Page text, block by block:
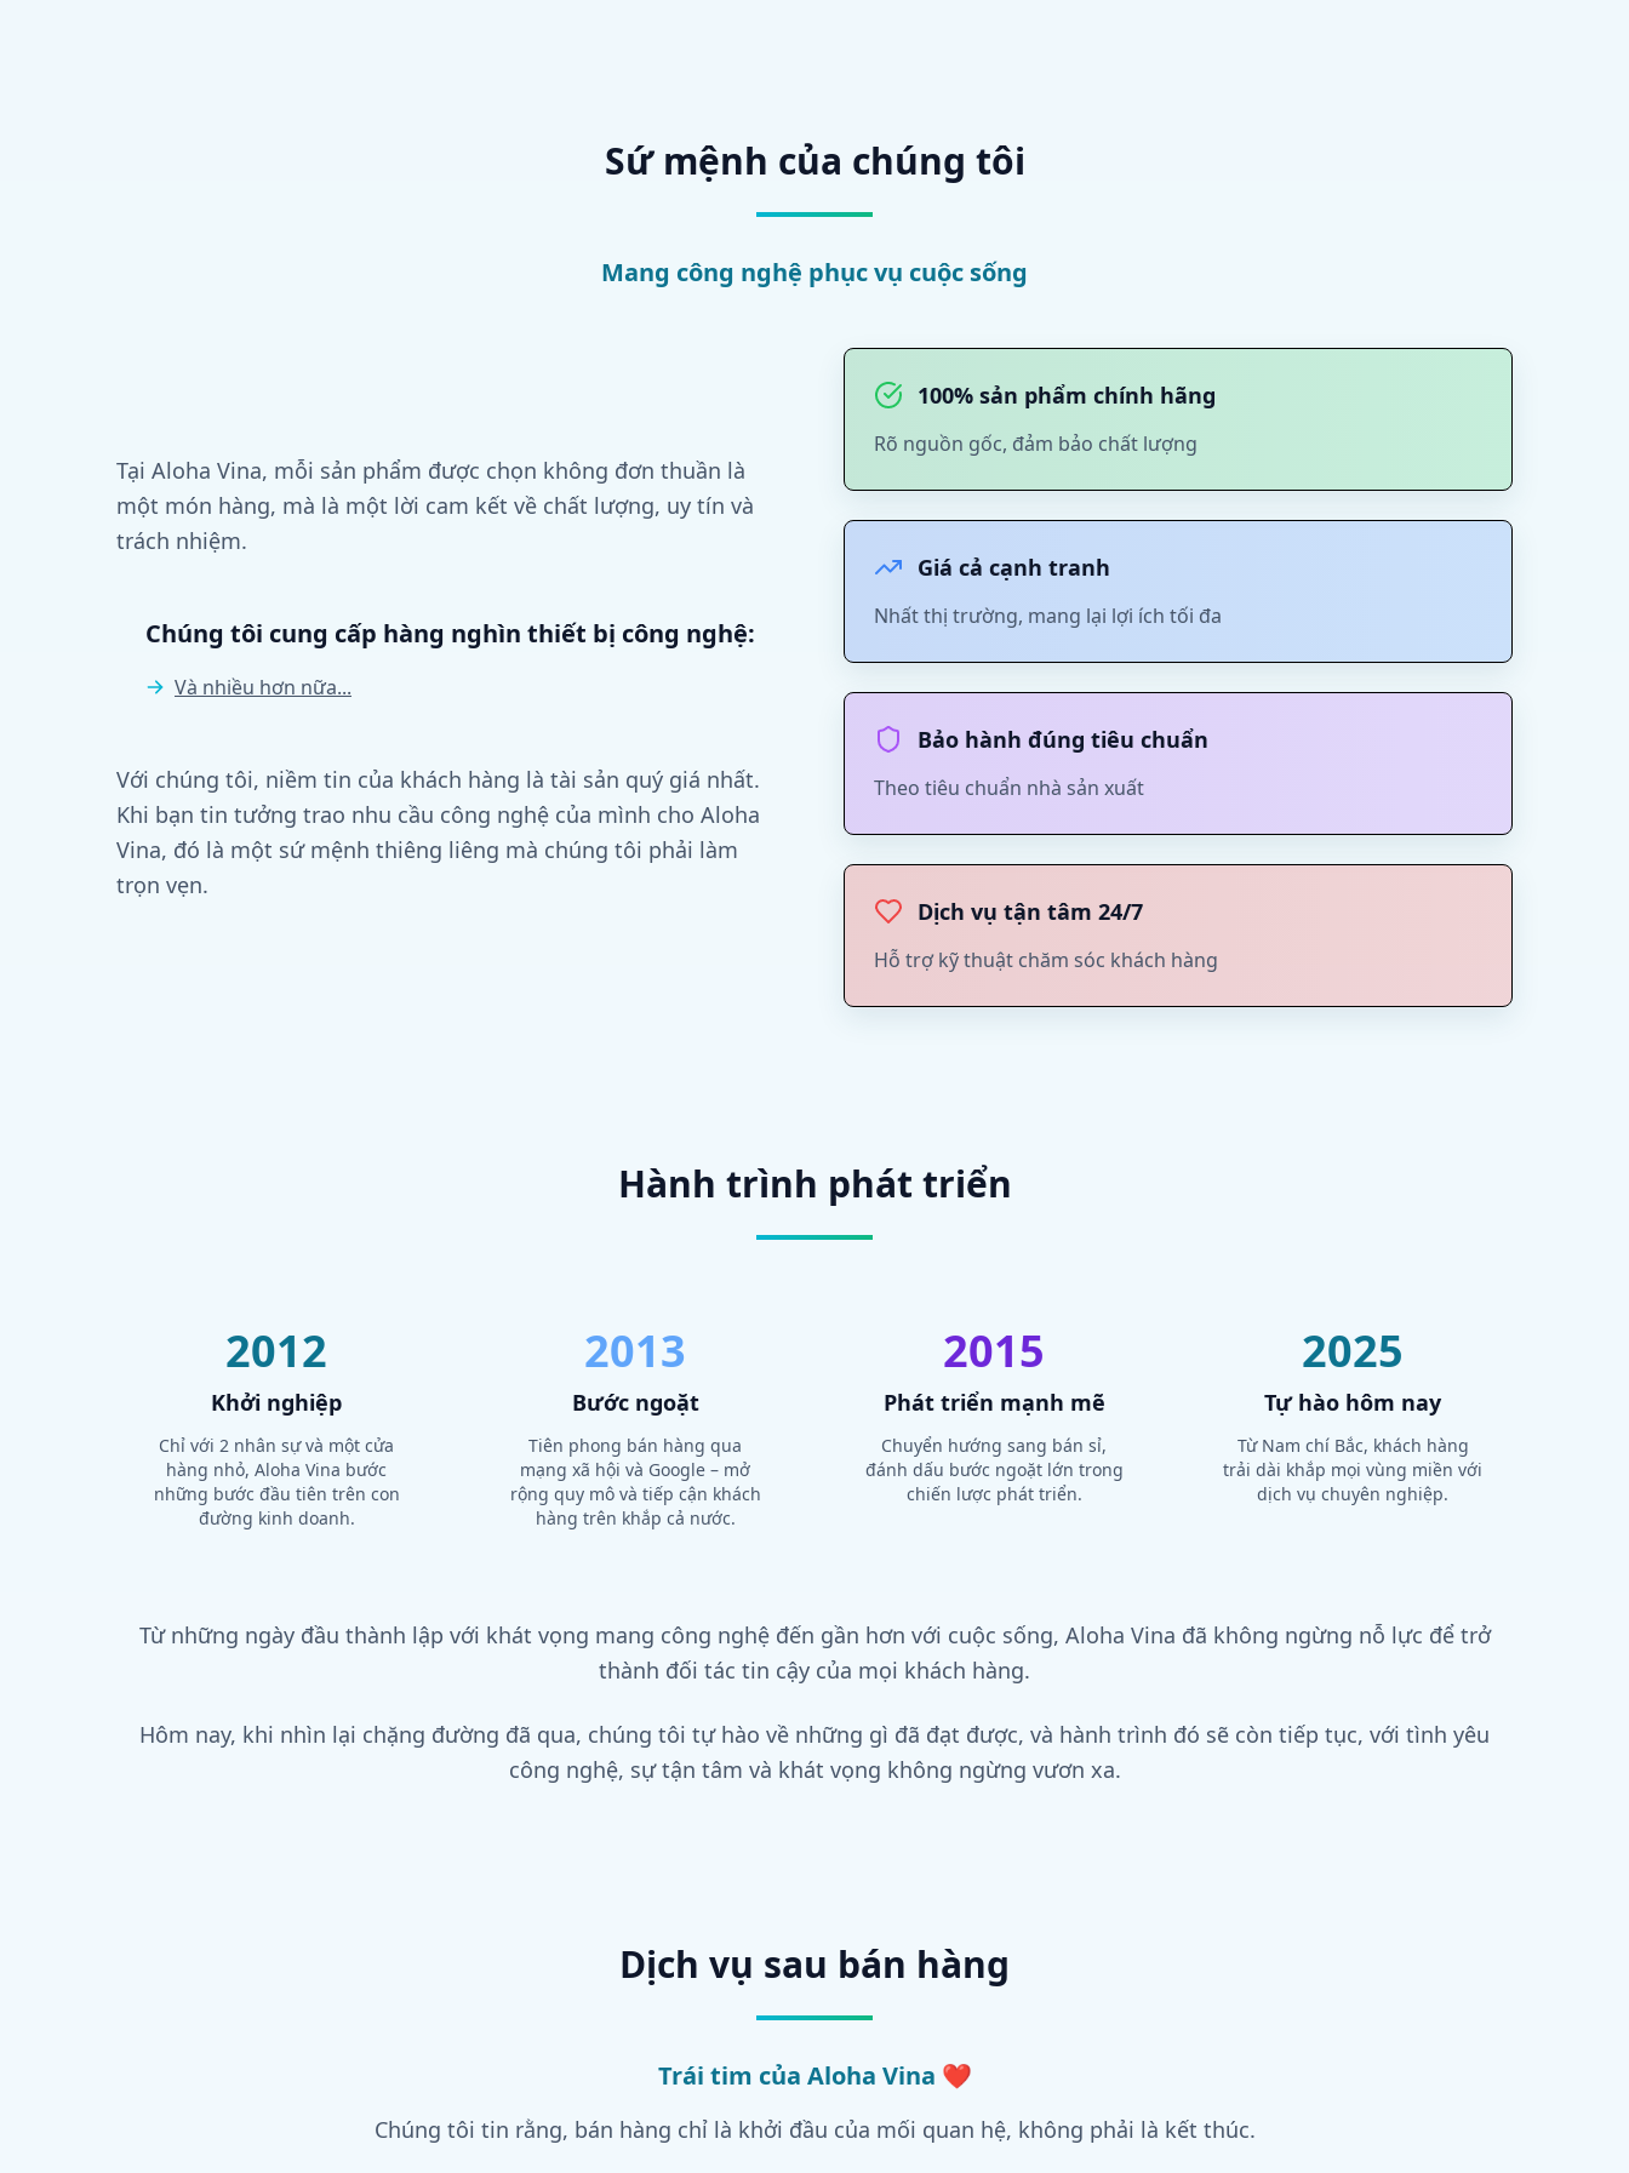
Sứ mệnh của chúng tôi
Mang công nghệ phục vụ cuộc sống
Tại Aloha Vina, mỗi sản phẩm được chọn không đơn thuần là
một món hàng, mà là một lời cam kết về chất lượng, uy tín và
trách nhiệm.
Chúng tôi cung cấp hàng nghìn thiết bị công nghệ:
Và nhiều hơn nữa...
Với chúng tôi, niềm tin của khách hàng là tài sản quý giá nhất.
Khi bạn tin tưởng trao nhu cầu công nghệ của mình cho Aloha
Vina, đó là một sứ mệnh thiêng liêng mà chúng tôi phải làm
trọn vẹn.
100% sản phẩm chính hãng
Rõ nguồn gốc, đảm bảo chất lượng
Giá cả cạnh tranh
Nhất thị trường, mang lại lợi ích tối đa
Bảo hành đúng tiêu chuẩn
Theo tiêu chuẩn nhà sản xuất
Dịch vụ tận tâm 24/7
Hỗ trợ kỹ thuật chăm sóc khách hàng
Hành trình phát triển
2012
Khởi nghiệp
Chỉ với 2 nhân sự và một cửa
hàng nhỏ, Aloha Vina bước
những bước đầu tiên trên con
đường kinh doanh.
2013
Bước ngoặt
Tiên phong bán hàng qua
mạng xã hội và Google – mở
rộng quy mô và tiếp cận khách
hàng trên khắp cả nước.
2015
Phát triển mạnh mẽ
Chuyển hướng sang bán sỉ,
đánh dấu bước ngoặt lớn trong
chiến lược phát triển.
2025
Tự hào hôm nay
Từ Nam chí Bắc, khách hàng
trải dài khắp mọi vùng miền với
dịch vụ chuyên nghiệp.
Từ những ngày đầu thành lập với khát vọng mang công nghệ đến gần hơn với cuộc sống, Aloha Vina đã không ngừng nỗ lực để trở
thành đối tác tin cậy của mọi khách hàng.
Hôm nay, khi nhìn lại chặng đường đã qua, chúng tôi tự hào về những gì đã đạt được, và hành trình đó sẽ còn tiếp tục, với tình yêu
công nghệ, sự tận tâm và khát vọng không ngừng vươn xa.
Dịch vụ sau bán hàng
Trái tim của Aloha Vina ❤️
Chúng tôi tin rằng, bán hàng chỉ là khởi đầu của mối quan hệ, không phải là kết thúc.